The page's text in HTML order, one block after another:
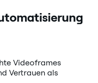
Videoframes
Vertrauen als